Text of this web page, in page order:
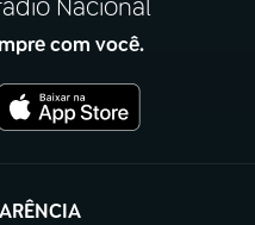
Nacional
com você.
em nova aba)